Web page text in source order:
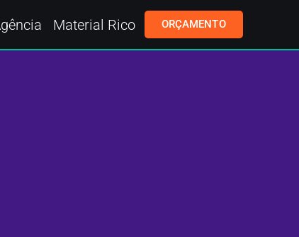
Material Rico ORÇAMENTO